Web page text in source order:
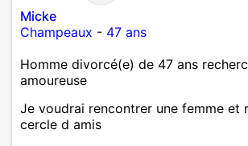
Micke
Champeaux - 47 ans
Homme divorcé(e) de 47 ans
amoureuse
Je voudrai rencontrer une femme et
cercle d amis